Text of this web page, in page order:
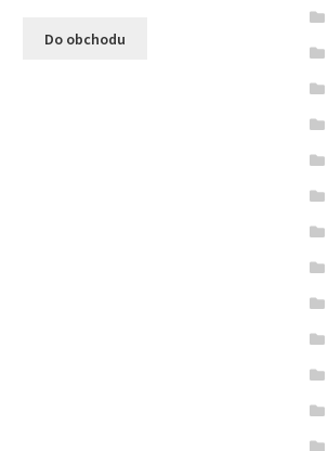
Do obchodu